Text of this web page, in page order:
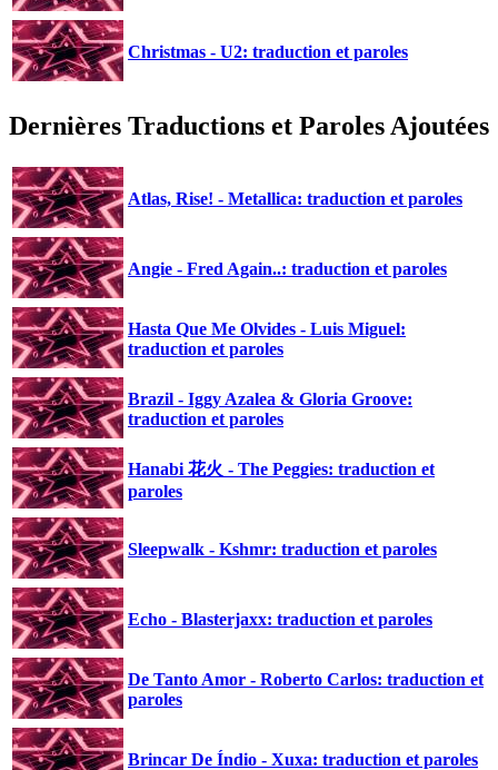
Christmas - U2: traduction et paroles
Dernières Traductions et Paroles Ajoutées
Atlas, Rise! - Metallica: traduction et paroles
Angie - Fred Again..: traduction et paroles
Hasta Que Me Olvides - Luis Miguel:
traduction et paroles
Brazil - Iggy Azalea & Gloria Groove:
traduction et paroles
Hanabi 花火 - The Peggies: traduction et
paroles
Sleepwalk - Kshmr: traduction et paroles
Echo - Blasterjaxx: traduction et paroles
De Tanto Amor - Roberto Carlos: traduction et
paroles
Brincar De Índio - Xuxa: traduction et paroles